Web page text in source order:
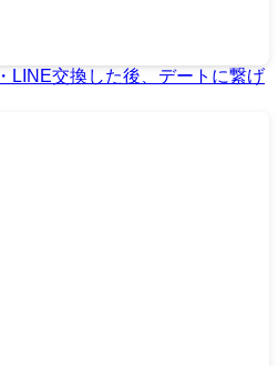
LINE交換した後、デートに繋げ